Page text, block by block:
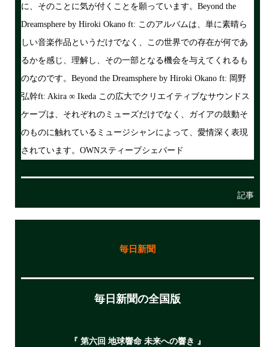
に、そのことに気が付くことを願っています。Beyond the
Dreamsphere by Hiroki Okano ft: このアルバムは、単に素晴ら
しい音楽作品というだけでなく、この世界での存在が何であ
るかを感じ、理解し、その一部となる機会を与えてくれるも
のなのです。Beyond the Dreamsphere by Hiroki Okano ft: 岡野
弘幹ft: Akira ∞ Ikeda この広大でクリエイティブなサウンドス
ケープは、それぞれのミューズだけでなく、ガイアの鼓動そ
のものに触れているミュージシャンによって、愛情深く表現
されています。OWNスティーブシェパード
記事
毎日新聞
毎日新聞の全国版
『 第六回 地球響命 未来への響き 』